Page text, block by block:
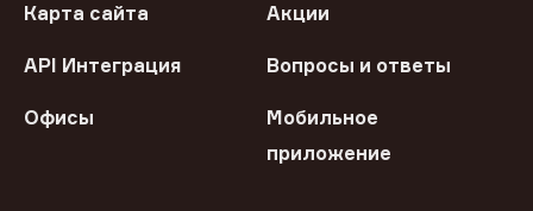
Карта сайта Акции
API Интеграция Вопросы и ответы
Офисы
Мобильное
приложение